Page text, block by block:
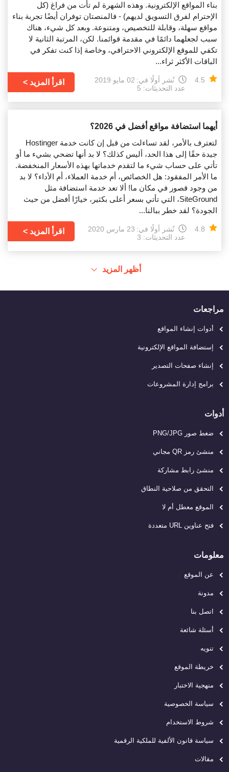
بناء المواقع الإلكترونية. وهذه الشهرة لم تأت من فراغ (كل
الإحترام لفرق التسويق لديهم) - فالمنصتان توفران أيضًا تجربة بناء
مواقع سهلة، وقابلة للتخصيص، ومتنوعة. وبعد كل شيء، هناك
سبب لجعلهما دائمًا في مقدمة قوائمنا. لكن، المرتبة الثانية لا
تكفي للموقع الإلكتروني الاحترافي، وخاصة إذا كنت تفكر في
الباقات الأكثر ثراء...
4.5 نُشر أولًا في: 02 مايو 2019
عدد التحديثات: 5
اقرأ المزيد
أيهما استضافة مواقع أفضل في 2026؟
لتعترف بالأمر، لقد تساءلت من قبل إن كانت خدمة Hostinger
جيدة حقًا إلى هذا الحد، أليس كذلك؟ لا بد أنها تضحي بشيء ما أو
تأتي على حساب شيء ما لتقدم خدماتها بهذه الأسعار المنخفضة.
ما الأمر المفقود: هل الخصائص، أم خدمة العملاء، أم الأداء؟ لا بد
من وجود قصور في مكان ما! ألا تعد خدمة استضافة مثل
SiteGround، التي تأتي بسعر أعلى بكثير، خيارًا أفضل من حيث
الجودة؟ لقد خطر ببالنا...
4.8 نُشر أولًا في: 23 مارس 2020
عدد التحديثات: 3
اقرأ المزيد
أظهر المزيد
مراجعات
أدوات إنشاء المواقع
إستضافة المواقع الإلكترونية
إنشاء صفحات التصدير
برامج إدارة المشروعات
أدوات
ضغط صور PNG/JPG
منشئ رمز QR مجاني
منشئ رابط مشاركة
التحقق من صلاحية النطاق
الموقع معطل أم لا
فتح عناوين URL متعددة
معلومات
عن الموقع
مدونة
اتصل بنا
أسئلة شائعة
تنويه
خريطة الموقع
منهجية الاختبار
سياسة الخصوصية
شروط الاستخدام
سياسة قانون الألفية للملكية الرقمية
مقالات